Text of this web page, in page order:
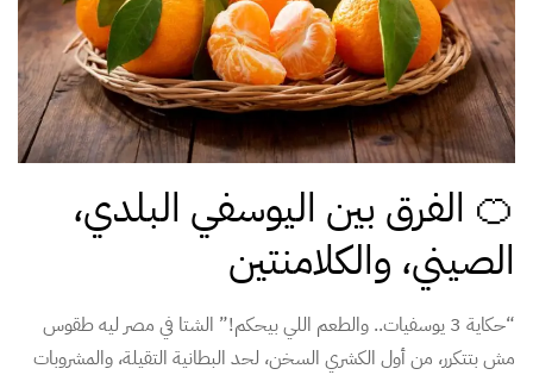
🍊 الفرق بين اليوسفي البلدي،
الصيني، والكلامنتين
“حكاية 3 يوسفيات.. والطعم اللي بيحكم!” الشتا في مصر ليه طقوس
مش بتتكرر، من أول الكشري السخن، لحد البطانية التقيلة، والمشروبات